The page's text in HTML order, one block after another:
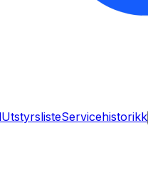
UtstyrslisteServicehistorikk